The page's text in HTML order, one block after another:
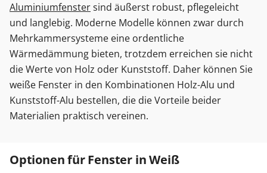
Aluminiumfenstersind äußerst robust, pflegeleicht
und langlebig. Moderne Modelle können zwar durch
Mehrkammersysteme eine ordentliche
Wärmedämmung bieten, trotzdem erreichen sie nicht
die Werte von Holz oder Kunststoff. Daher können Sie
weiße Fenster in den Kombinationen Holz-Alu und
Kunststoff-Alu bestellen, die die Vorteile beider
Materialien praktisch vereinen.
Optionen für Fenster in Weiß